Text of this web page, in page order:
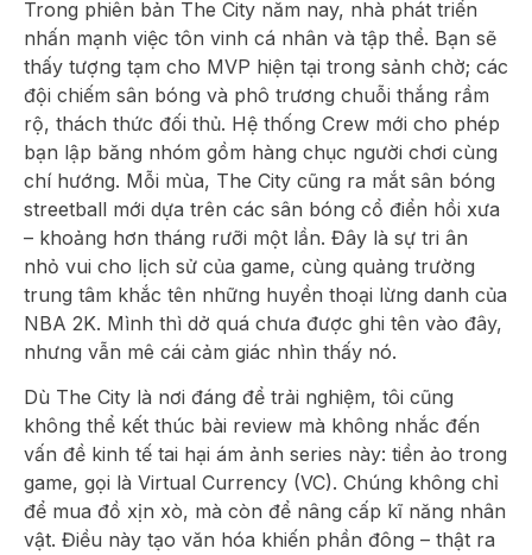
Trong phiên bản The City năm nay, nhà phát triển
nhấn mạnh việc tôn vinh cá nhân và tập thể. Bạn sẽ
thấy tượng tạm cho MVP hiện tại trong sảnh chờ; các
đội chiếm sân bóng và phô trương chuỗi thắng rầm
rộ, thách thức đối thủ. Hệ thống Crew mới cho phép
bạn lập băng nhóm gồm hàng chục người chơi cùng
chí hướng. Mỗi mùa, The City cũng ra mắt sân bóng
streetball mới dựa trên các sân bóng cổ điển hồi xưa
– khoảng hơn tháng rưỡi một lần. Đây là sự tri ân
nhỏ vui cho lịch sử của game, cùng quảng trường
trung tâm khắc tên những huyền thoại lừng danh của
NBA 2K. Mình thì dở quá chưa được ghi tên vào đây,
nhưng vẫn mê cái cảm giác nhìn thấy nó.
Dù The City là nơi đáng để trải nghiệm, tôi cũng
không thể kết thúc bài review mà không nhắc đến
vấn đề kinh tế tai hại ám ảnh series này: tiền ảo trong
game, gọi là Virtual Currency (VC). Chúng không chỉ
để mua đồ xịn xò, mà còn để nâng cấp kĩ năng nhân
vật. Điều này tạo văn hóa khiến phần đông – thật ra